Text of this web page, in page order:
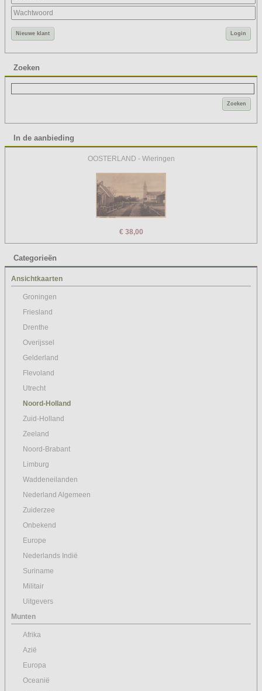
Nieuwe klant Login
Zoeken
Zoeken
In de aanbieding
OOSTERLAND - Wieringen
€ 38,00
Categorieën
Ansichtkaarten
Groningen
Friesland
Drenthe
Overijssel
Gelderland
Flevoland
Utrecht
Noord-Holland
Zuid-Holland
Zeeland
Noord-Brabant
Limburg
Waddeneilanden
Nederland Algemeen
Zuiderzee
Onbekend
Europe
Nederlands Indië
Suriname
Militair
Uitgevers
Munten
Afrika
Azië
Europa
Oceanië